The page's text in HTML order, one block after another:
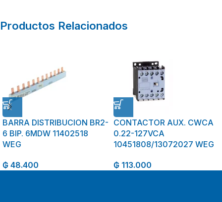
Productos Relacionados
BARRA DISTRIBUCION BR2-
6 BIP. 6MDW 11402518
WEG
₲ 48.400
CONTACTOR AUX. CWCA
0.22-127VCA
10451808/13072027 WEG
₲ 113.000